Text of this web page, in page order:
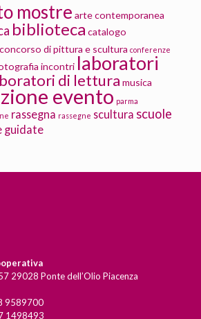
mostre arte contemporanea
biblioteca catalogo
concorso di pittura e scultura conferenze
incontri laboratori
di lettura musica
evento parma
rassegna rassegne scultura scuole
guidate
29028 Ponte dell’Olio Piacenza
9589700
1498493